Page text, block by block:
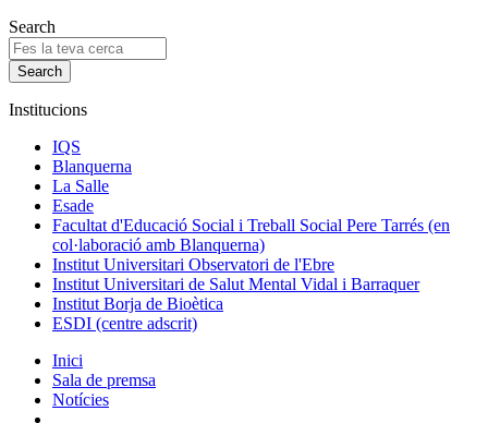
Search
Institucions
IQS
Blanquerna
La Salle
Esade
Facultat d'Educació Social i Treball Social Pere Tarrés (en
col·laboració amb Blanquerna)
Institut Universitari Observatori de l'Ebre
Institut Universitari de Salut Mental Vidal i Barraquer
Institut Borja de Bioètica
ESDI (centre adscrit)
Inici
Sala de premsa
Notícies